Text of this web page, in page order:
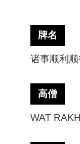
牌名
诸事顺利
高僧
WAT